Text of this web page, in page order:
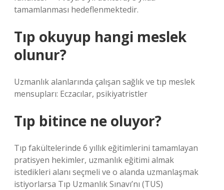
tamamlanması hedeflenmektedir.
Tıp okuyup hangi meslek
olunur?
Uzmanlık alanlarında çalışan sağlık ve tıp meslek
mensupları: Eczacılar, psikiyatristler
Tıp bitince ne oluyor?
Tıp fakültelerinde 6 yıllık eğitimlerini tamamlayan
pratisyen hekimler, uzmanlık eğitimi almak
istedikleri alanı seçmeli ve o alanda uzmanlaşmak
istiyorlarsa Tıp Uzmanlık Sınavı’nı (TUS)